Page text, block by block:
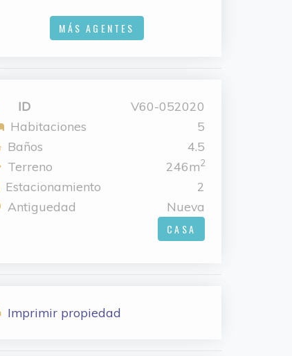
MÁS AGENTES
ID
V60-052020
Habitaciones
5
Baños
4.5
Terreno
246m2
Estacionamiento
2
Antiguedad
Nueva
CASA
Imprimir propiedad